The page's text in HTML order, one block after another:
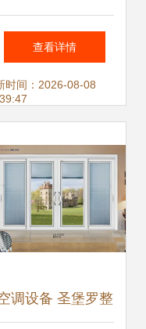
五洲汉唐门市拆
除，预祝装修顺
就位
查看详情
时间：2026-08-08
调设备 圣堡罗整